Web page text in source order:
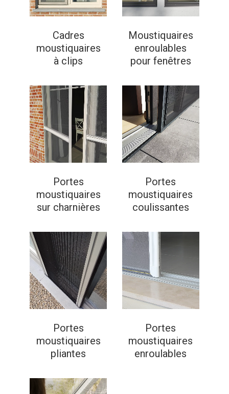
Cadres
moustiquaires
à clips
Moustiquaires
enroulables
pour fenêtres
Portes
moustiquaires
sur charnières
Portes
moustiquaires
coulissantes
Portes
moustiquaires
pliantes
Portes
moustiquaires
enroulables